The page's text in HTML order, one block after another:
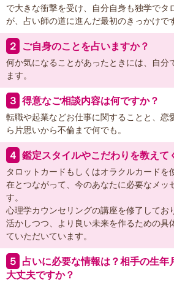
で大きな衝撃を受け、自分自身も独学でタ
が、占い師の道に進んだ最初のきっかけで
２ ご自身のことを占いますか？
何か気になることがあったときには、自分
ます。
３ 得意なご相談内容は何ですか？
転職や起業などお仕事に関することと、恋
ら片思いから不倫まで何でも。
４ 鑑定スタイルやこだわりを教えて
タロットカードもしくはオラクルカードを
在とつながって、今のあなたに必要なメッ
す。
心理学カウンセリングの講座を修了してお
活かしつつ、より良い未来を作るための具
ていただいています。
５ 占いに必要な情報は？相手の生年
大丈夫ですか？